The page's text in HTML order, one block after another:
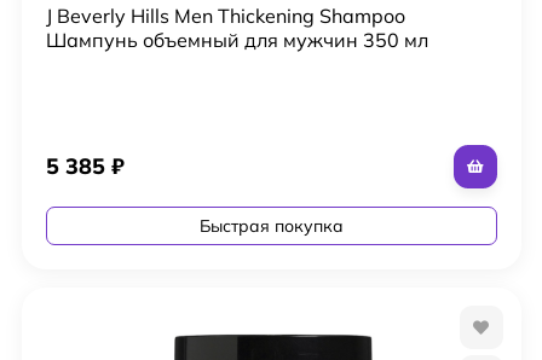
J Beverly Hills Men Thickening Shampoo
Шампунь объемный для мужчин 350 мл
5 385 ₽
Быстрая покупка